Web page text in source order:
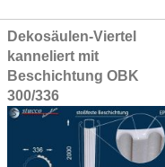
Grouped
product
items
Dekosäulen-Viertel
kanneliert mit
Beschichtung OBK
300/336